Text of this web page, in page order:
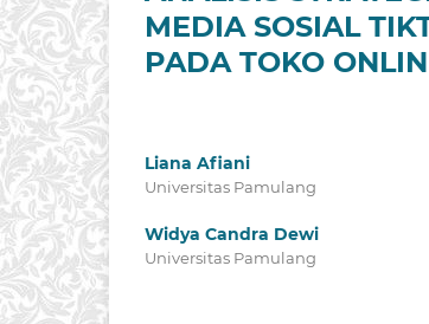
MEDIA SOSIAL
PADA TOKO
Liana Afiani
Universitas Pamulang
Widya Candra Dewi
Universitas Pamulang